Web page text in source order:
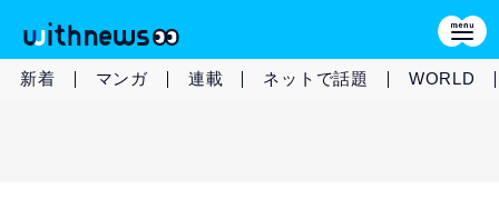
新着 マンガ 連載 ネットで話題 WORLD